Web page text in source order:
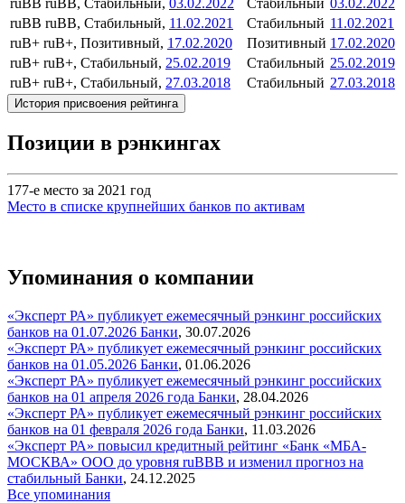
ruBB ruBB, Стабильный, 11.02.2021 Стабильный 11.02.2021
ruB+ ruB+, Позитивный, 17.02.2020 Позитивный 17.02.2020
ruB+ ruB+, Стабильный, 25.02.2019 Стабильный 25.02.2019
ruB+ ruB+, Стабильный, 27.03.2018 Стабильный 27.03.2018
История присвоения рейтинга
Позиции в рэнкингах
177-е место за 2021 год
Место в списке крупнейших банков по активам
Упоминания о компании
«Эксперт РА» публикует ежемесячный рэнкинг российских
банков на 01.07.2026 Банки, 30.07.2026
«Эксперт РА» публикует ежемесячный рэнкинг российских
банков на 01.05.2026 Банки, 01.06.2026
«Эксперт РА» публикует ежемесячный рэнкинг российских
банков на 01 апреля 2026 года Банки, 28.04.2026
«Эксперт РА» публикует ежемесячный рэнкинг российских
банков на 01 февраля 2026 года Банки, 11.03.2026
«Эксперт РА» повысил кредитный рейтинг «Банк «МБА-
МОСКВА» ООО до уровня ruBBB и изменил прогноз на
стабильный Банки, 24.12.2025
Все упоминания